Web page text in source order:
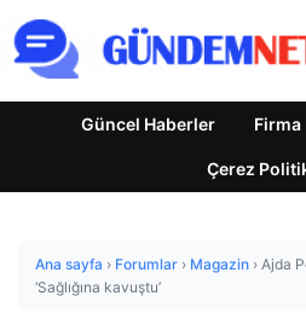
Güncel Haberler Firma
Çerez
Ana sayfa › Forumlar › Magazin › Ajda
‘Sağlığına kavuştu’